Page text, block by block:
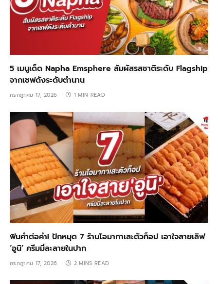
5 เมนูเด็ด Napha Emsphere สัมผัสรสชาติระดับ Flagship
จากเชฟดังระดับตำนาน
กรกฎาคม 17, 2026 1 MIN READ
ฟินคำต่อคำ! ปักหมุด 7 ร้านโอมากาเสะตัวท็อป เอาใจสายเลิฟ
‘อูนิ’ ครีมมี่ละลายในปาก
กรกฎาคม 17, 2026 2 MINS READ